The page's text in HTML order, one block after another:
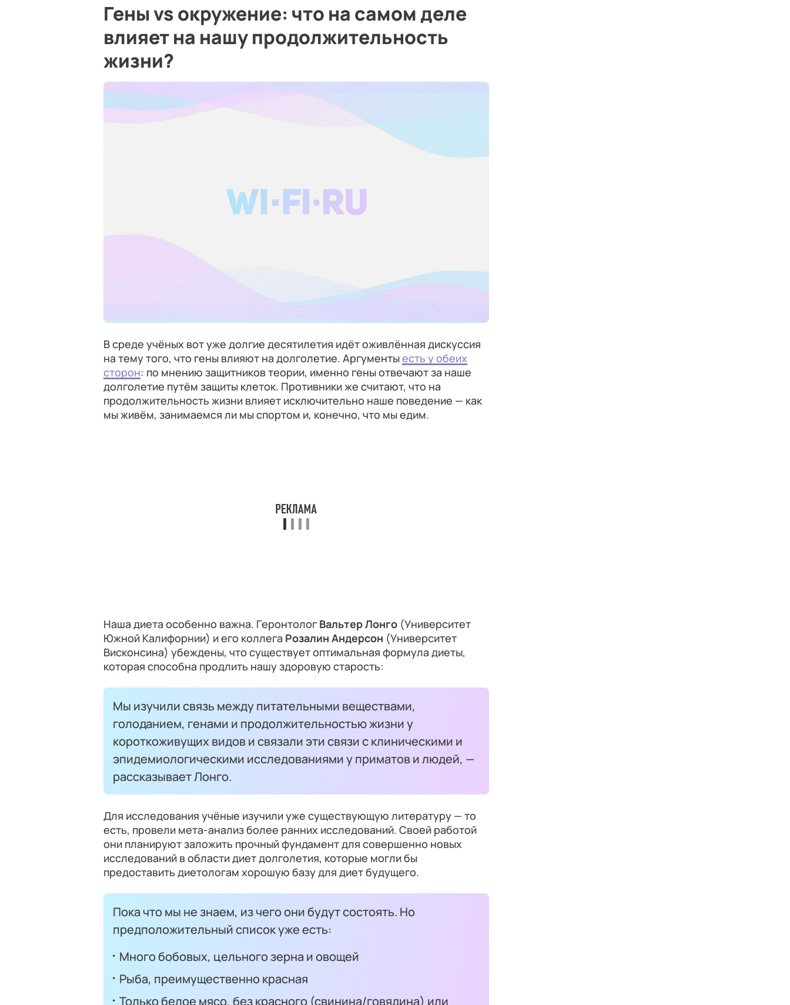
Гены vs окружение: что на самом деле
влияет на нашу продолжительность
жизни?
В среде учёных вот уже долгие десятилетия идёт оживлённая дискуссия
на тему того, что гены влияют на долголетие. Аргументыесть у обеих
сторон: по мнению защитников теории, именно гены отвечают за наше
долголетие путём защиты клеток. Противники же считают, что на
продолжительность жизни влияет исключительно наше поведение — как
мы живём, занимаемся ли мы спортом и, конечно, что мы едим.
Наша диета особенно важна. Геронтолог Вальтер Лонго (Университет
Южной Калифорнии) и его коллега Розалин Андерсон (Университет
Висконсина) убеждены, что существует оптимальная формула диеты,
которая способна продлить нашу здоровую старость:
Мы изучили связь между питательными веществами,
голоданием, генами и продолжительностью жизни у
короткоживущих видов и связали эти связи с клиническими и
эпидемиологическими исследованиями у приматов и людей, —
рассказывает Лонго.
Для исследования учёные изучили уже существующую литературу — то
есть, провели мета-анализ более ранних исследований. Своей работой
они планируют заложить прочный фундамент для совершенно новых
исследований в области диет долголетия, которые могли бы
предоставить диетологам хорошую базу для диет будущего.
Пока что мы не знаем, из чего они будут состоять. Но
предположительный список уже есть:
Много бобовых, цельного зерна и овощей
Рыба, преимущественно красная
Только белое мясо, без красного (свинина/говядина) или